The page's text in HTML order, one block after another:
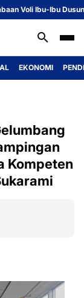
Voli Ibu-Ibu Dusun 1
EKONOMI
Kompeten